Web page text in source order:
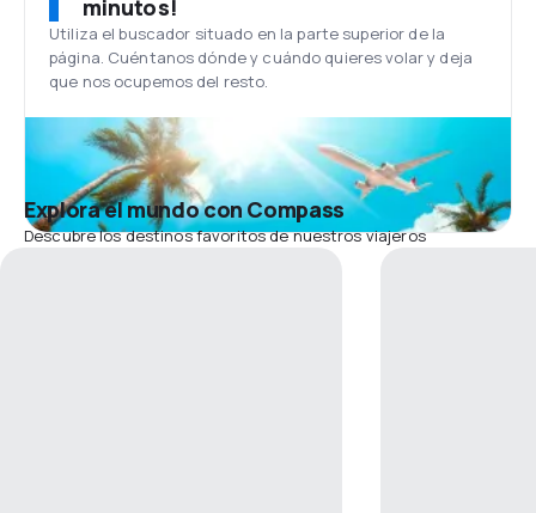
minutos!
Utiliza el buscador situado en la parte superior de la
página. Cuéntanos dónde y cuándo quieres volar y deja
que nos ocupemos del resto.
Explora el mundo con Compass
Descubre los destinos favoritos de nuestros viajeros